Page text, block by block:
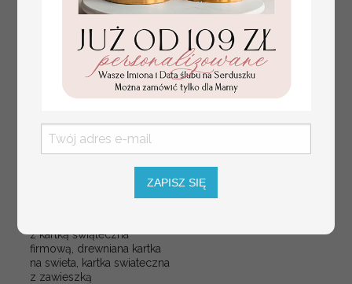
z kartką świąteczna
firmową, drewniana kartka
na swieta, kartka swiateczna
z zawieszką
13.50 / 10.98 PLN
ZAPISZ SIĘ